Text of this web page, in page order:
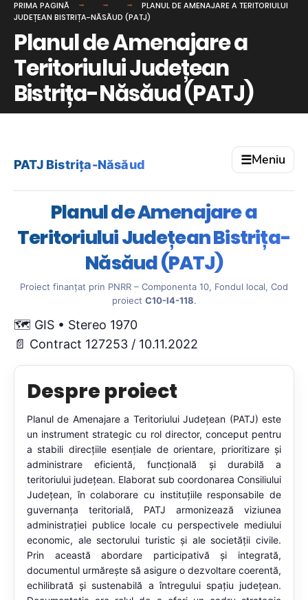
PRIMA PAGINĂ
PLANUL DE AMENAJARE A TERITORIULUI
JUDEȚEAN BISTRIȚA-NĂSĂUD (PATJ)
Planul de Amenajare a
Teritoriului Județean
Bistrița-Năsăud (PATJ)
PATJ Bistrița-Năsăud ☰Meniu
Planul de Amenajare a
Teritoriului Județean Bistrița-
Năsăud (PATJ)
Proiect finanțat prin PNRR – Componenta 10, Fondul local, Cod
proiect C10-I4-118.
🗺️ GIS • Stereo 1970
📄 Contract 127253 / 10.11.2022
Despre proiect
Planul de Amenajare a Teritoriului Județean (PATJ) este
un instrument strategic cu rol director, conceput pentru
a stabili direcțiile esențiale de orientare, prioritizare și
administrare eficientă, funcțională și durabilă a
teritoriului județean. Elaborat sub coordonarea Consiliului
Județean, în colaborare cu instituțiile responsabile de
guvernanța teritorială, PATJ armonizează viziunea
administrației publice locale cu perspectivele mediului
economic, ale sectorului turistic și ale societății civile.
Prin această abordare participativă și integrată,
documentul urmărește să asigure o dezvoltare coerentă,
echilibrată și sustenabilă a întregului spațiu județean.